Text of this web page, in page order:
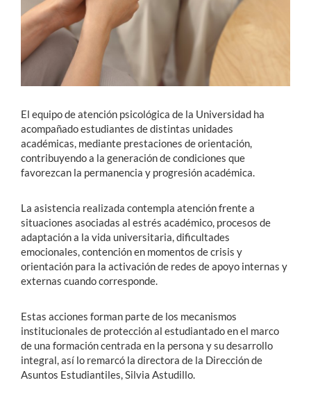
Alumni
El equipo de atención psicológica de la Universidad ha
acompañado estudiantes de distintas unidades
académicas, mediante prestaciones de orientación,
contribuyendo a la generación de condiciones que
favorezcan la permanencia y progresión académica.
La asistencia realizada contempla atención frente a
situaciones asociadas al estrés académico, procesos de
adaptación a la vida universitaria, dificultades
emocionales, contención en momentos de crisis y
orientación para la activación de redes de apoyo internas y
externas cuando corresponde.
Estas acciones forman parte de los mecanismos
institucionales de protección al estudiantado en el marco
de una formación centrada en la persona y su desarrollo
integral, así lo remarcó la directora de la Dirección de
Asuntos Estudiantiles, Silvia Astudillo.